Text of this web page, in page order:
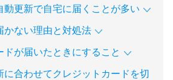
動更新で自宅に届くことが多い
かない理由と対処法
ドが届いたときにすること
に合わせてクレジットカードを切